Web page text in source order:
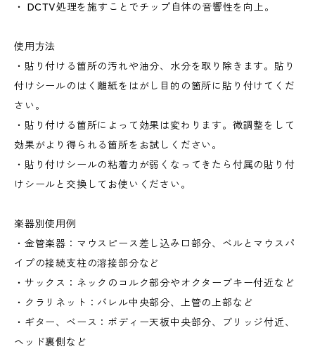
・ DCTV処理を施すことでチップ自体の音響性を向上。
使用方法
・貼り付ける箇所の汚れや油分、水分を取り除きます。貼り
付けシールのはく離紙をはがし目的の箇所に貼り付けてくだ
さい。
・貼り付ける箇所によって効果は変わります。微調整をして
効果がより得られる箇所をお試しください。
・貼り付けシールの粘着力が弱くなってきたら付属の貼り付
けシールと交換してお使いください。
楽器別使用例
・金管楽器：マウスピース差し込み口部分、ベルとマウスパ
イプの接続支柱の溶接部分など
・サックス：ネックのコルク部分やオクターブキー付近など
・クラリネット：バレル中央部分、上管の上部など
・ギター、ベース：ボディー天板中央部分、ブリッジ付近、
ヘッド裏側など